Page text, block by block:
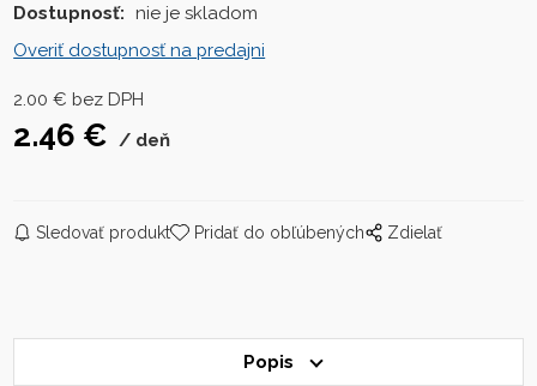
Dostupnosť:
nie je skladom
Overiť dostupnosť na predajni
2.00 € bez DPH
2.46 € deň
Sledovať produkt Pridať do obľúbených Zdielať
Popis